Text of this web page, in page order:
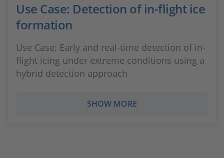
Use Case: Detection of in-flight ice
formation
Use Case: Early and real-time detection of in-
flight icing under extreme conditions using a
hybrid detection approach
SHOW MORE